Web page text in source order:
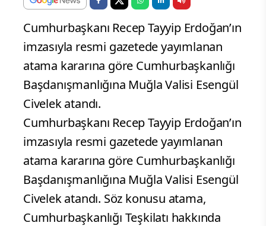
Cumhurbaşkanı Recep Tayyip Erdoğan’ın
imzasıyla resmi gazetede yayımlanan
atama kararına göre Cumhurbaşkanlığı
Başdanışmanlığına Muğla Valisi Esengül
Civelek atandı.
Cumhurbaşkanı Recep Tayyip Erdoğan’ın
imzasıyla resmi gazetede yayımlanan
atama kararına göre Cumhurbaşkanlığı
Başdanışmanlığına Muğla Valisi Esengül
Civelek atandı. Söz konusu atama,
Cumhurbaşkanlığı Teşkilatı hakkında